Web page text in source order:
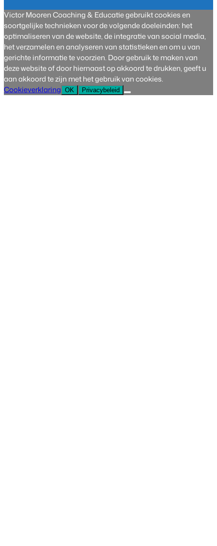
Victor Mooren Coaching & Educatie gebruikt cookies en
soortgelijke technieken voor de volgende doeleinden: het
optimaliseren van de website, de integratie van social media,
het verzamelen en analyseren van statistieken en om u van
gerichte informatie te voorzien. Door gebruik te maken van
deze website of door hiernaast op akkoord te drukken, geeft u
aan akkoord te zijn met het gebruik van cookies.
Cookieverklaring OK Privacybeleid